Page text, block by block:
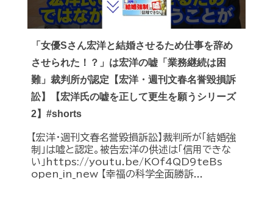
「女優Sさん宏洋と結婚させるため仕事を辞め
させられた！？」は宏洋の嘘「業務継続は困
難」裁判所が認定【宏洋・週刊文春名誉毀損訴
訟】【宏洋氏の嘘を正して更生を願うシリーズ
2】#shorts
【宏洋・週刊文春名誉毀損訴訟】裁判所が「結婚強
制」は嘘と認定。被告宏洋の供述は「信用できな
い」https://youtu.be/KOf4QD9teBs
open_in_new 【幸福の科学全面勝訴...